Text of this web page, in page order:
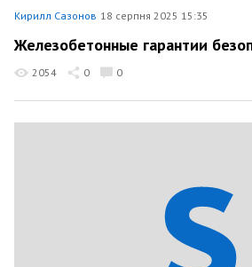
Кирилл Сазонов 18 серпня 2025 15:35
Железобетонные гарантии
2054 0 0